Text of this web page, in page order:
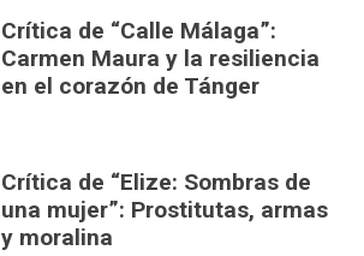
Crítica de “Calle Málaga”:
Carmen Maura y la resiliencia
en el corazón de Tánger
Crítica de “Elize: Sombras de
una mujer”: Prostitutas, armas
y moralina